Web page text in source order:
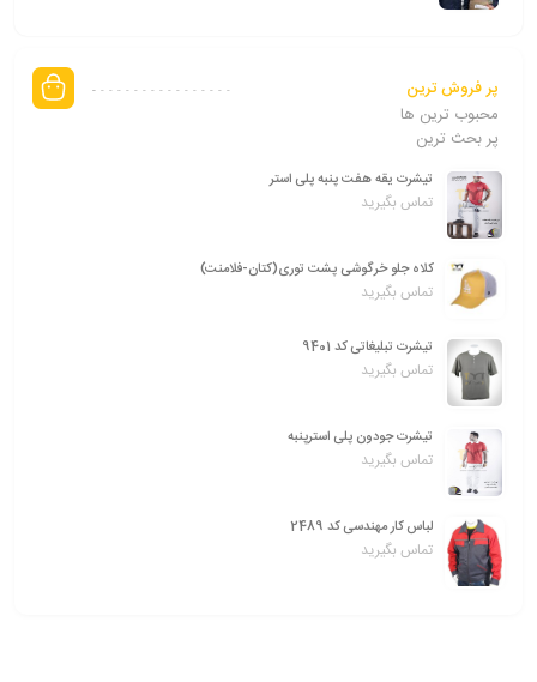
پر فروش ترین
محبوب ترین ها
پر بحث ترین
تیشرت یقه هفت پنبه پلی استر
تماس بگیرید
کلاه جلو خرگوشی پشت توری(کتان-فلامنت)
تماس بگیرید
تیشرت تبلیغاتی کد 9401
تماس بگیرید
تیشرت جودون پلی استرپنبه
تماس بگیرید
لباس کار مهندسی کد 2489
تماس بگیرید